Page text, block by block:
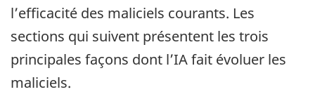
l’efficacité des maliciels courants. Les
sections qui suivent présentent les trois
principales façons dont l’IA fait évoluer les
maliciels.